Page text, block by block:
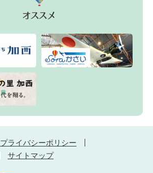
プライバシーポリシー
サイトマップ